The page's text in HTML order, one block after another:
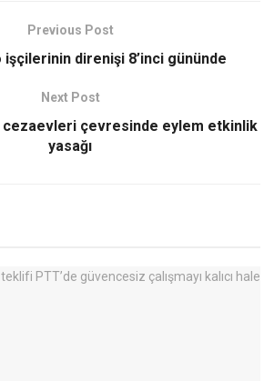
Previous Post
direnişi 8’inci gününde
Next Post
cezaevleri çevresinde eylem etkinlik
yasağı